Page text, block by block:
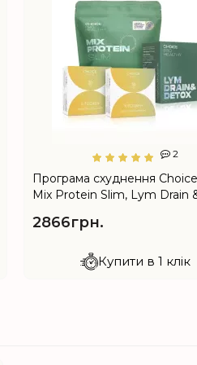
2
Програма схуднення
Mix Protein Slim, Lym Drain
2866грн.
Купити в 1 клік